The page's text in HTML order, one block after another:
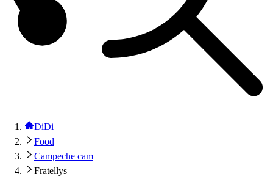
DiDi
Food
Campeche cam
Fratellys